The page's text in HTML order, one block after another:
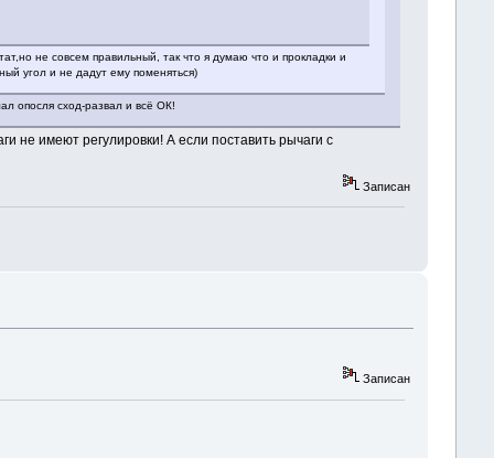
не совсем правильный, так что я думаю что и прокладки и
угол и не дадут ему поменяться)
опосля сход-развал и всё ОК!
не имеют регулировки! А если поставить рычаги с
Записан
Записан